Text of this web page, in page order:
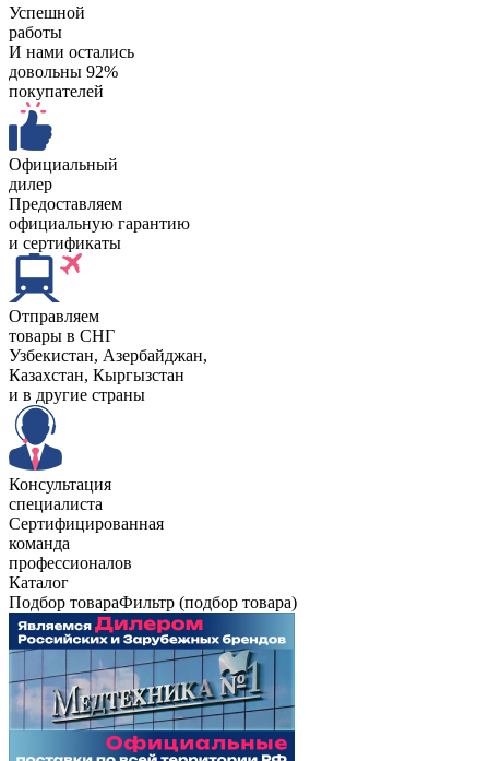
Успешной
работы
И нами остались
довольны 92%
покупателей
Официальный
дилер
Предоставляем
официальную гарантию
и сертификаты
Отправляем
товары в СНГ
Узбекистан, Aзербайджан,
Казахстан, Кыргызстан
и в другие страны
Консультация
специалиста
Сертифицированная
команда
профессионалов
Каталог
Подбор товараФильтр (подбор товара)